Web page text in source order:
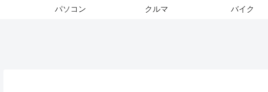
パソコン クルマ バイク